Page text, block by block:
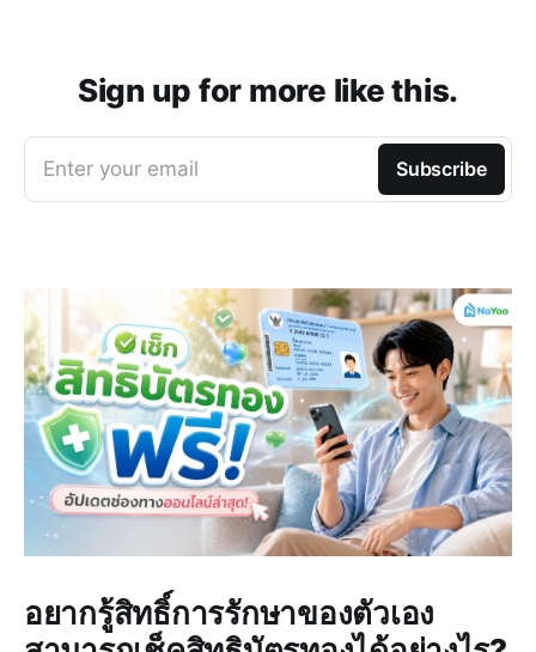
Sign up for more like this.
Enter your email Subscribe
อยากรู้สิทธิ์การรักษาของตัวเอง